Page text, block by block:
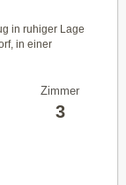
in ruhiger Lage
in einer
Zimmer
3